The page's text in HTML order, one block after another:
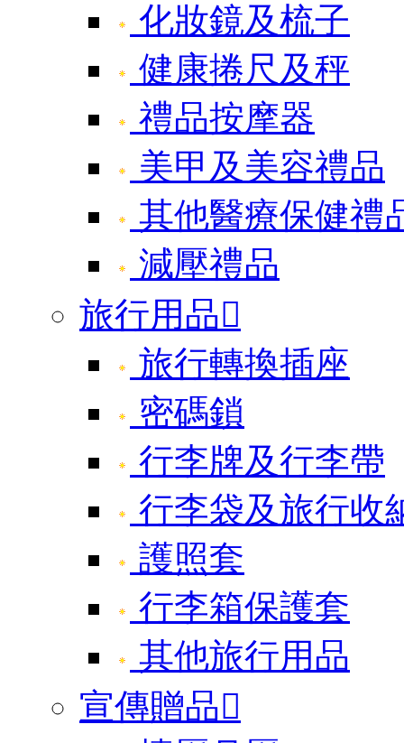
化妝鏡及梳子
健康捲尺及秤
禮品按摩器
美甲及美容禮品
其他醫療保健禮
減壓禮品
旅行用品
旅行轉換插座
密碼鎖
行李牌及行李帶
行李袋及旅行收
護照套
行李箱保護套
其他旅行用品
宣傳贈品